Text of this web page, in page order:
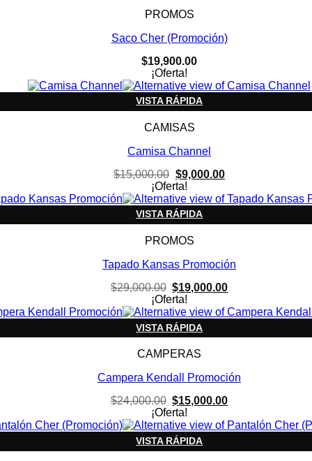
PROMOS
Saco Cher (Promoción)
$19,900.00
¡Oferta!
VISTA RÁPIDA
CAMISAS
Camisa Channel
$15,000.00 El
precio
original
era:
$15,000.00.
$9,000.00El
actual
es:
¡Oferta!
VISTA RÁPIDA
PROMOS
Tapado Kansas Promoción
$29,000.00 El
precio
original
era:
$29,000.00.
$19,000.00El
actual
es:
¡Oferta!
VISTA RÁPIDA
CAMPERAS
Campera Kendall Promoción
$24,000.00 El
precio
original
era:
$24,000.00.
$15,000.00El
actual
es:
¡Oferta!
VISTA RÁPIDA